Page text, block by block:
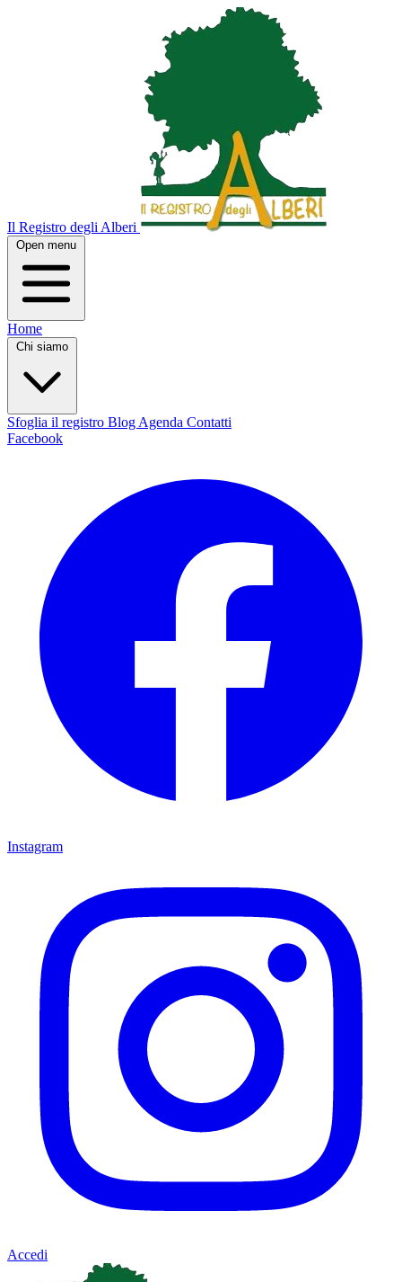
Il Registro degli Alberi
Open menu
Home
Chi siamo
Sfoglia il registro Blog Agenda Contatti
Facebook
Instagram
Accedi